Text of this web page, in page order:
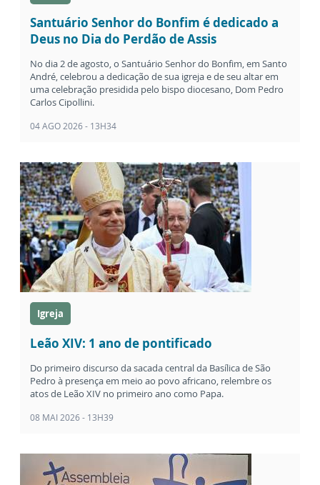
Santuário Senhor do Bonfim é dedicado a
Deus no Dia do Perdão de Assis
No dia 2 de agosto, o Santuário Senhor do Bonfim, em Santo
André, celebrou a dedicação de sua igreja e de seu altar em
uma celebração presidida pelo bispo diocesano, Dom Pedro
Carlos Cipollini.
04 AGO 2026 - 13H34
Igreja
Leão XIV: 1 ano de pontificado
Do primeiro discurso da sacada central da Basílica de São
Pedro à presença em meio ao povo africano, relembre os
atos de Leão XIV no primeiro ano como Papa.
08 MAI 2026 - 13H39